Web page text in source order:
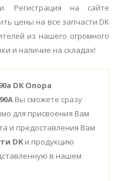
Регистрация на сайте
цены на все запчасти DK
из нашего огромного
и наличие на складах!
DK Опора
Вы сможете сразу
для присвоения Вам
и предоставления Вам
DK и продукцию
в нашем